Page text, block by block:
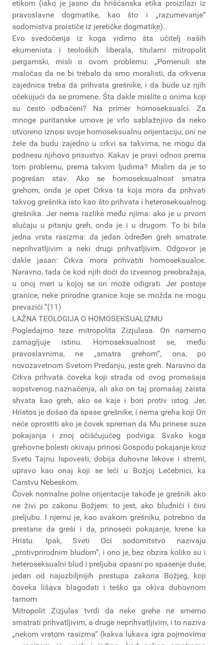
etikom (iako je jasno da hrišćanska etika proizilazi iz
pravoslavne dogmatike, kao što i „razumevanje“
sodomistva proističe iz jeretičke dogmatike).
Evo svedočenja iz koga vidimo šta učitelj naših
ekumenista i teoloških liberala, titularni mitropolit
pergamski, misli o ovom problemu: „Pomenuli ste
maločas da ne bi trebalo da smo moralisti, da crkvena
zajednica treba da prihvata grešnike, i da bude uz njih
očekujući da se promene. Šta dakle mislite o onima koji
su često odbačeni? Na primer homoseksualci. Za
mnoge puritanske umove je vrlo sablažnjivo da neko
otvoreno iznosi svoje homoseksualnu orijentaciju; oni ne
žele da budu zajedno u crkvi sa takvima, ne mogu da
podnesu njihovo prisustvo. Kakav je pravi odnos prema
tom problemu, prema takvim ljudima? Mislim da je to
pogrešan stav. Ako se homoseksualnost smatra
grehom, onda je opet Crkva ta koja mora da prihvati
takvog grešnika isto kao što prihvata i heteroseksualnog
grešnika. Jer nema razlike među njima: ako je u prvom
slučaju u pitanju greh, onda je i u drugom. To bi bila
jedna vrsta rasizma: da jedan određen greh smatrate
neprihvatljivim a neki drugi prihvatljivim. Odgovor je
dakle jasan: Crkva mora prihvatiti homoseksualce.
Naravno, tada će kod njih doći do izvesnog preobražaja,
u onoj meri u kojoj se on može odigrati. Jer postoje
granice, neke prirodne granice koje se možda ne mogu
prevazići.“(11)
LAŽNA TEOLOGIJA O HOMOSEKSUALIZMU
Pogledajmo teze mitropolita Zizjulasa. On namerno
zamagljuje istinu. Homoseksualnost se, među
pravoslavnima, ne „smatra grehom“, ona, po
novozavetnom Svetom Predanju, jeste greh. Naravno da
Crkva prihvata čoveka koji strada od ovog promašaja
sopstvenog naznačenja, ali ako on taj promašaj zaista
shvata kao greh, ako se kaje i bori protiv istog. Jer,
Hristos je došao da spase grešnike, i nema greha koji On
neće oprostiti ako je čovek spreman da Mu prinese suze
pokajanja i znoj očišćujućeg podviga. Svako koga
grehovne bolesti okivaju prinosi Gospodu pokajanje kroz
Svetu Tajnu Ispovesti, dobija duhovne lekove i stremi,
upravo kao onaj koji se leči u Božjoj Lečebnici, ka
Carstvu Nebeskom.
Čovek normalne polne orijentacije takođe je grešnik ako
ne živi po zakonu Božjem: to jest, ako bludniči i čini
preljubu. I njemu je, kao svakom grešniku, potrebno da
prestane da greši i da, prinoseći pokajanje, krene ka
Hristu. Ipak, Sveti Oci sodomitstvo nazivaju
„protivprirodnim bludom“, i ono je, bez obzira koliko su i
heteroseksualni blud i preljuba opasni po spasenje duše,
jedan od najozbiljnijih prestupa zakona Božjeg, koji
čoveka lišava blagodati i teško ga okiva duhovnom
tamom.
Mitropolit Zizjulas tvrdi da neke grehe ne smemo
smatrati prihvatljivim, a druge neprihvatljivim, i to naziva
„nekom vrstom rasizma“ (kakva lukava igra pojmovima